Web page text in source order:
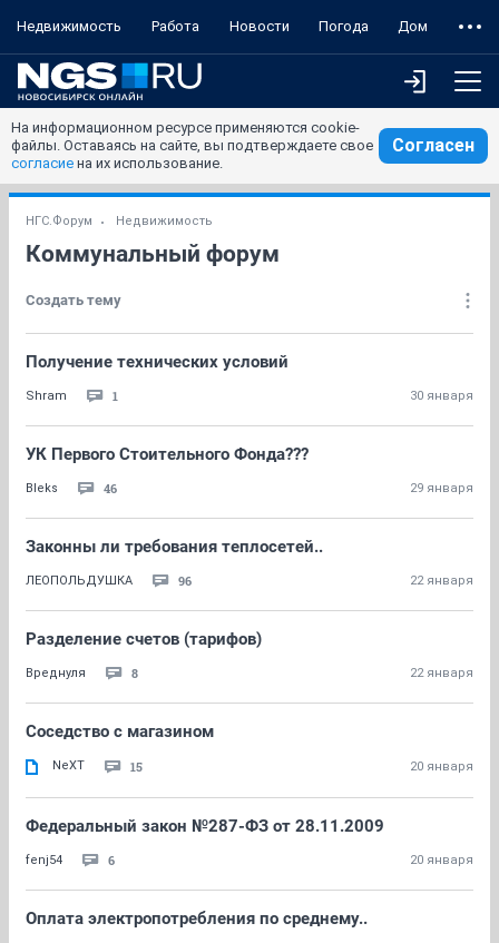
Недвижимость Работа Новости Погода Дом
На информационном ресурсе применяются cookie-
файлы. Оставаясь на сайте, вы подтверждаете свое
согласие на их использование.
Согласен
НГС.Форум Недвижимость
Коммунальный форум
Создать тему
Получение технических условий
Shram 1 30 января
УК Первого Стоительного Фонда???
Bleks 46 29 января
Законны ли требования теплосетей..
ЛЕОПОЛЬДУШКА 96 22 января
Разделение счетов (тарифов)
Вреднуля 8 22 января
Соседство с магазином
NeXT 15 20 января
Федеральный закон №287-ФЗ от 28.11.2009
fenj54 6 20 января
Оплата электропотребления по среднему..